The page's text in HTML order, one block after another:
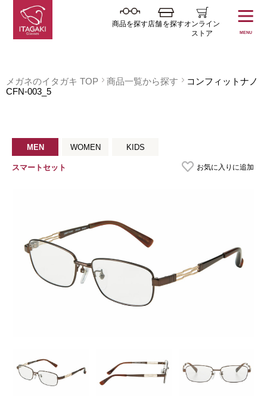
商品を探す店舗を探すオンライン
ストア
MENU
メガネのイタガキ TOP 商品一覧から探す
コンフィットナノ
CFN-003_5
MEN WOMEN KIDS
スマートセット お気に入りに追加